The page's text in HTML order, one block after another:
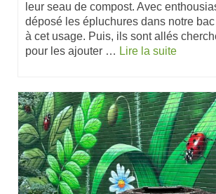
leur seau de compost. Avec
déposé les épluchures dans notre
à cet usage. Puis, ils sont allés
pour les ajouter … Lire la suite